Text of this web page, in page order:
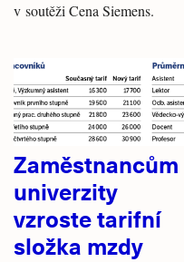
v soutěži Cena Siemens.
Zaměstnancům
univerzity
vzroste tarifní
složka mzdy